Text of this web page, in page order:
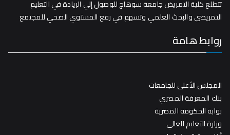
تتطلع كلية التمريض جامعة سوهاج للوصول إلي الريادة في التعليم
التمريضي والبحث العلمي وتسهم في رفع المستوي الصحي للمجتمع
روابط هامة
المجلس الأعلى للجامعات
بنك المعرفة المصري
بوابة الحكومة المصرية
وزارة التعليم العالي